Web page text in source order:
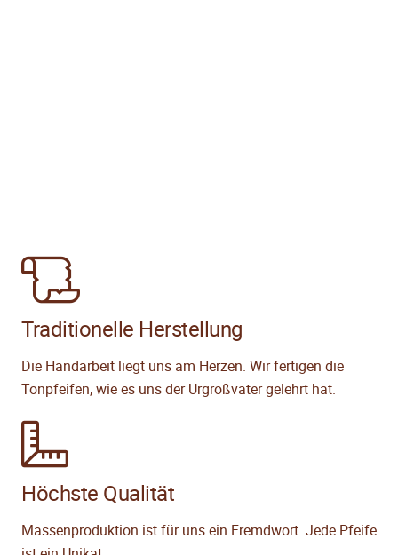
Traditionelle Herstellung
Die Handarbeit liegt uns am Herzen. Wir fertigen die
Tonpfeifen, wie es uns der Urgroßvater gelehrt hat.
Höchste Qualität
Massenproduktion ist für uns ein Fremdwort. Jede Pfeife